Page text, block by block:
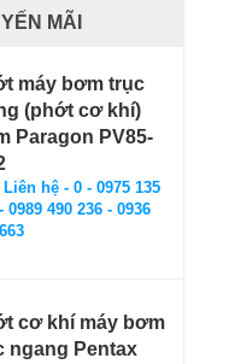
MÃI
máy bơm trục
(phớt cơ khí)
Paragon PV85-
hệ - 0 - 0975 135
0989 490 236 - 0936
cơ khí máy bơm
ngang Pentax